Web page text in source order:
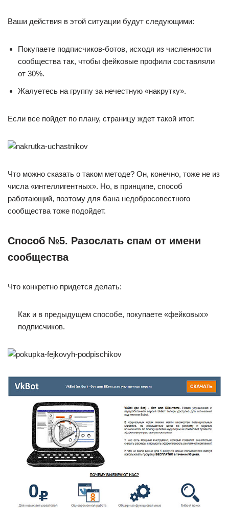
Ваши действия в этой ситуации будут следующими:
Покупаете подписчиков-ботов, исходя из численности
сообщества так, чтобы фейковые профили составляли
от 30%.
Жалуетесь на группу за нечестную «накрутку».
Если все пойдет по плану, страницу ждет такой итог:
Что можно сказать о таком методе? Он, конечно, тоже не из
числа «интеллигентных». Но, в принципе, способ
работающий, поэтому для бана недобросовестного
сообщества тоже подойдет.
Способ №5. Разослать спам от имени
сообщества
Что конкретно придется делать:
Как и в предыдущем способе, покупаете «фейковых»
подписчиков.